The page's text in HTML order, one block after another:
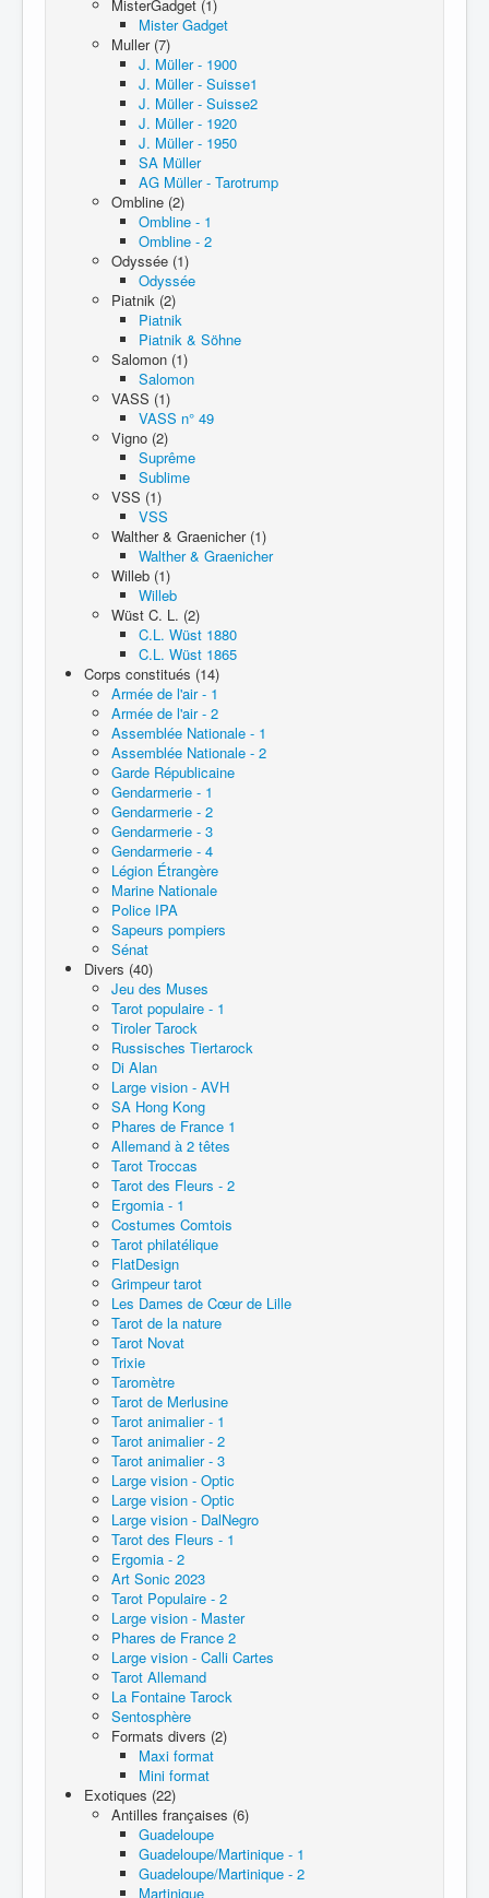
MisterGadget (1)
Mister Gadget
Muller (7)
J. Müller - 1900
J. Müller - Suisse1
J. Müller - Suisse2
J. Müller - 1920
J. Müller - 1950
SA Müller
AG Müller - Tarotrump
Ombline (2)
Ombline - 1
Ombline - 2
Odyssée (1)
Odyssée
Piatnik (2)
Piatnik
Piatnik & Söhne
Salomon (1)
Salomon
VASS (1)
VASS n° 49
Vigno (2)
Suprême
Sublime
VSS (1)
VSS
Walther & Graenicher (1)
Walther & Graenicher
Willeb (1)
Willeb
Wüst C. L. (2)
C.L. Wüst 1880
C.L. Wüst 1865
Corps constitués (14)
Armée de l'air - 1
Armée de l'air - 2
Assemblée Nationale - 1
Assemblée Nationale - 2
Garde Républicaine
Gendarmerie - 1
Gendarmerie - 2
Gendarmerie - 3
Gendarmerie - 4
Légion Étrangère
Marine Nationale
Police IPA
Sapeurs pompiers
Sénat
Divers (40)
Jeu des Muses
Tarot populaire - 1
Tiroler Tarock
Russisches Tiertarock
Di Alan
Large vision - AVH
SA Hong Kong
Phares de France 1
Allemand à 2 têtes
Tarot Troccas
Tarot des Fleurs - 2
Ergomia - 1
Costumes Comtois
Tarot philatélique
FlatDesign
Grimpeur tarot
Les Dames de Cœur de Lille
Tarot de la nature
Tarot Novat
Trixie
Taromètre
Tarot de Merlusine
Tarot animalier - 1
Tarot animalier - 2
Tarot animalier - 3
Large vision - Optic
Large vision - Optic
Large vision - DalNegro
Tarot des Fleurs - 1
Ergomia - 2
Art Sonic 2023
Tarot Populaire - 2
Large vision - Master
Phares de France 2
Large vision - Calli Cartes
Tarot Allemand
La Fontaine Tarock
Sentosphère
Formats divers (2)
Maxi format
Mini format
Exotiques (22)
Antilles françaises (6)
Guadeloupe
Guadeloupe/Martinique - 1
Guadeloupe/Martinique - 2
Martinique